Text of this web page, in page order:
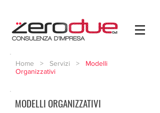
Home > Servizi > Modelli
Organizzativi
MODELLI ORGANIZZATIVI